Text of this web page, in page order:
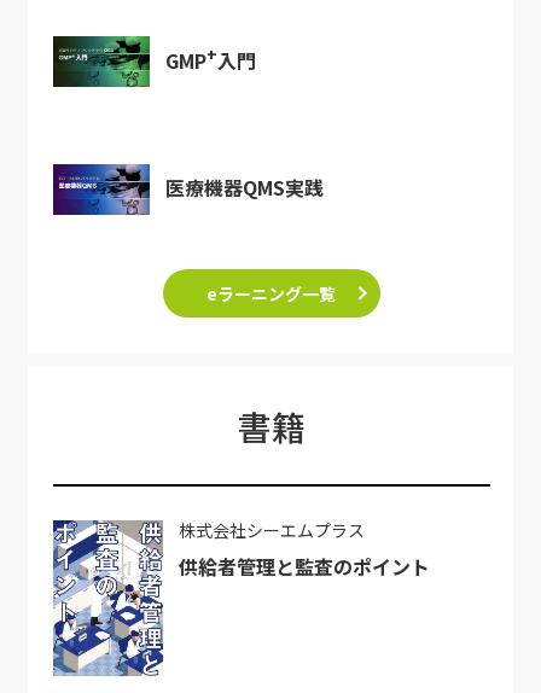
GMP+入門
医療機器QMS実践
eラーニング一覧
書籍
株式会社シーエムプラス
供給者管理と監査のポイント